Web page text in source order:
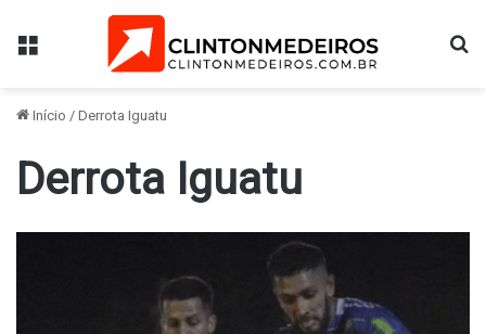
Menu
Início / Derrota Iguatu
Derrota Iguatu